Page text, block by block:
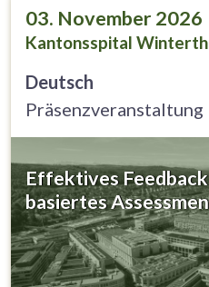
03. November 2026
Kantonsspital
Deutsch
Präsenzveranstaltung
Effektives
basiertes